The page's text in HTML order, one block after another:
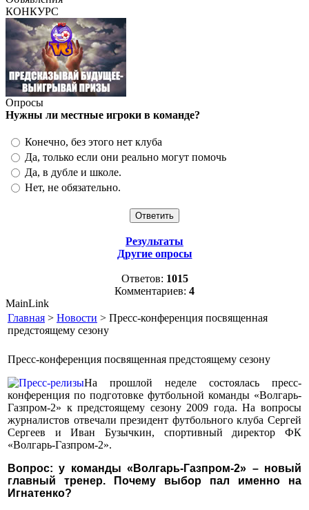
КОНКУРС
Опросы
Нужны ли местные игроки в команде?
Конечно, без этого нет клуба
Да, только если они реально могут помочь
Да, в дубле и школе.
Нет, не обязательно.
Результаты
Другие опросы
Ответов: 1015
Комментариев: 4
MainLink
Главная > Новости > Пресс-конференция посвященная
предстоящему сезону
Пресс-конференция посвященная предстоящему сезону
На прошлой неделе состоялась пресс-
конференция по подготовке футбольной команды «Волгарь-
Газпром-2» к предстоящему сезону 2009 года. На вопросы
журналистов отвечали президент футбольного клуба Сергей
Сергеев и Иван Бузычкин, спортивный директор ФК
«Волгарь-Газпром-2».
Вопрос: у команды «Волгарь-Газпром-2» – новый
главный тренер. Почему выбор пал именно на
Игнатенко?